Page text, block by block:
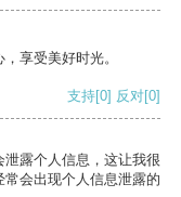
享受美好时光。
支持[0] 反对[0]
露个人信息，这让我很
会出现个人信息泄露的